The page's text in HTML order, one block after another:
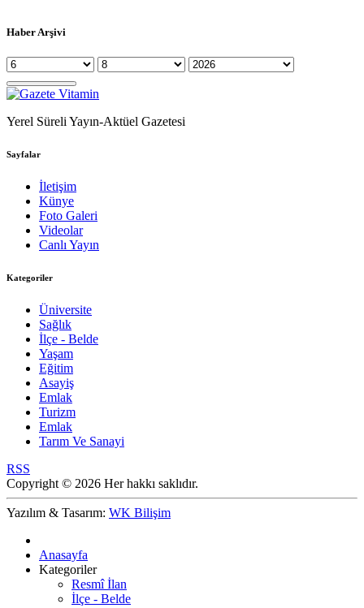
Haber Arşivi
Yerel Süreli Yayın-Aktüel Gazetesi
Sayfalar
İletişim
Künye
Foto Galeri
Videolar
Canlı Yayın
Kategoriler
Üniversite
Sağlık
İlçe - Belde
Yaşam
Eğitim
Asayiş
Emlak
Turizm
Emlak
Tarım Ve Sanayi
RSS
Copyright © 2026 Her hakkı saklıdır.
Yazılım & Tasarım: WK Bilişim
Anasayfa
Kategoriler
Resmî İlan
İlçe - Belde